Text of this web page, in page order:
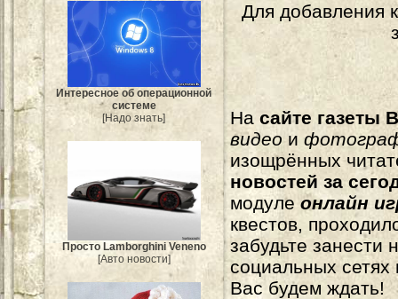
Интересное об операционной
системе
[Надо знать]
Просто Lamborghini Veneno
[Авто новости]
Для добавления
На сайте газеты
видео и
изощрённых
новостей за
модуле онлайн
квестов,
забудьте
социальных
Вас будем ждать!